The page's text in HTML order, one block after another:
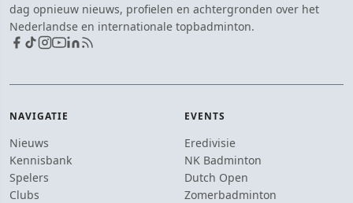
dag opnieuw nieuws, profielen en achtergronden over het
Nederlandse en internationale topbadminton.
NAVIGATIE
Nieuws
Kennisbank
Spelers
Clubs
EVENTS
Eredivisie
NK Badminton
Dutch Open
Zomerbadminton